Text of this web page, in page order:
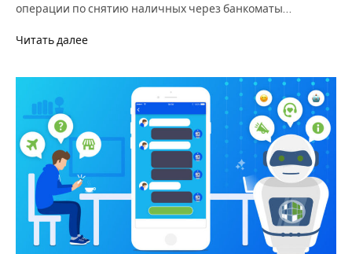
операции по снятию наличных через банкоматы…
Читать далее